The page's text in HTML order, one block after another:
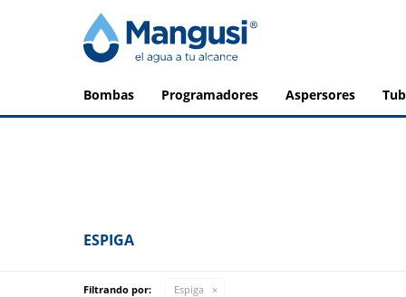
bombas programadores aspersores
ESPIGA
Filtrando por: Espiga